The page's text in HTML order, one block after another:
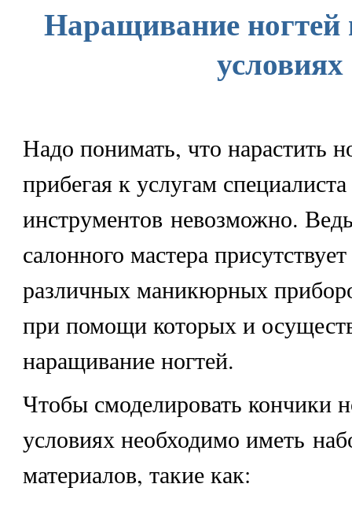
Наращивание
условиях
Надо понимать, что нарастить
прибегая к услугам
инструментов невозможно.
салонного мастера
различных маникюрных
при помощи которых и
наращивание ногтей.
Чтобы смоделировать кончики
условиях необходимо иметь
материалов, такие как: